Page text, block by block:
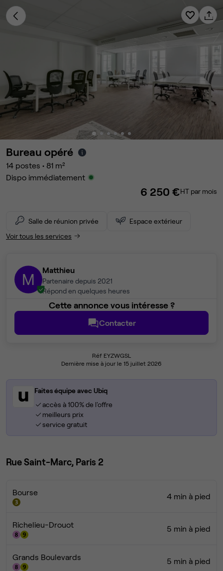
Bureau opéré
14 postes • 81 m²
Dispo immédiatement
6 250 €HT par mois
Salle de réunion privée
Espace extérieur
Voir tous les services
M Matthieu
Partenaire depuis 2021
Répond en quelques heures
Cette annonce vous intéresse ?
Contacter
Réf EYZWGSL
Dernière mise à jour le 15 juillet 2026
Faites équipe avec Ubiq
accès à 100% de l'offre
meilleurs prix
service gratuit
Rue Saint-Marc, Paris 2
Bourse 4 min à pied
Richelieu-Drouot 5 min à pied
Grands Boulevards 5 min à pied